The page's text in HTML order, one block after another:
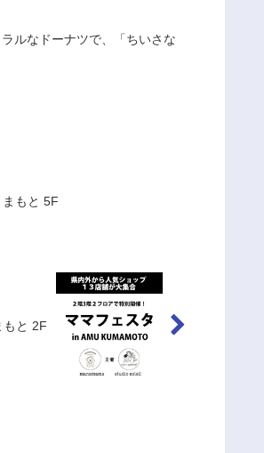
ルなドーナツで、「ちいさな
もと 5F
もと 2F